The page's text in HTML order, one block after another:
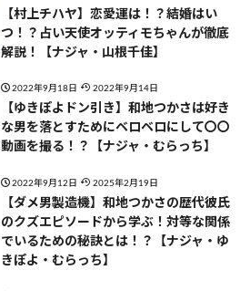
【村上チハヤ】恋愛運は！？結婚はい
つ！？占い天使オッティモちゃんが徹底
解説！【ナジャ・山根千佳】
2022年9月18日 2022年9月14日
【ゆきぽよドン引き】和地つかさは好き
な男を落とすためにベロベロにして〇〇
動画を撮る！？【ナジャ・むらっち】
2022年9月12日 2025年2月19日
【ダメ男製造機】和地つかさの歴代彼氏
のクズエピソードから学ぶ！対等な関係
でいるための秘訣とは！？【ナジャ・ゆ
きぽよ・むらっち】